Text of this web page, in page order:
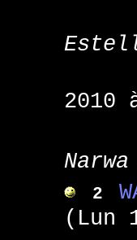
2010
Narwa
2
(Lun